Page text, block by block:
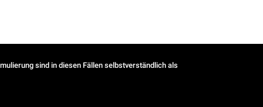
sind in diesen Fällen selbstverständlich als